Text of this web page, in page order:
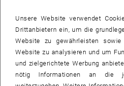
Die Starter_innen der TU Wien.
Am Sonntag, den 11.9., fand im
Unsere Website verwendet
Drittanbietern ein, um die
Website zu gewährleisten
Website zu analysieren und um
und zielgerichtete Werbung
nötig Informationen an die